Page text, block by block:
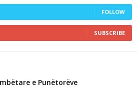
FOLLOW
SUBSCRIBE
e Punëtorëve